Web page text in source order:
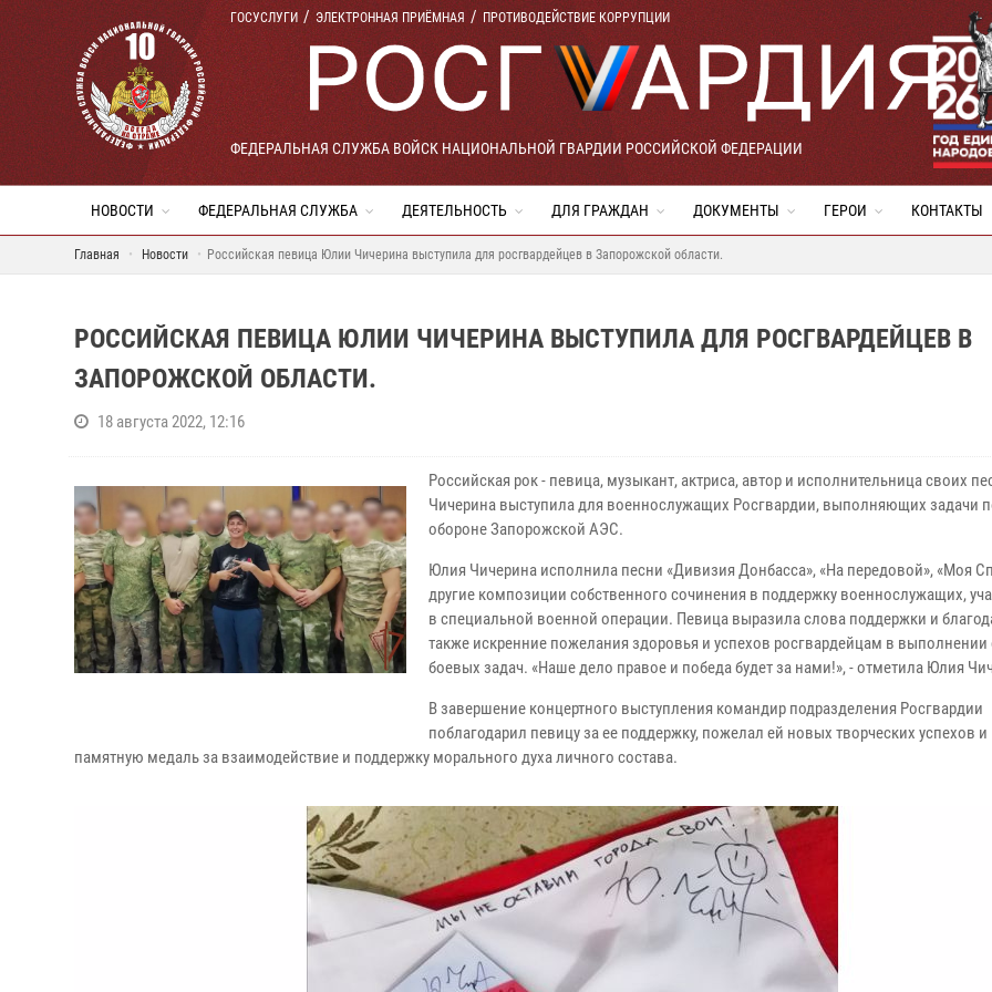
ГОСУСЛУГИ ЭЛЕКТРОННАЯ ПРИЁМНАЯ ПРОТИВОДЕЙСТВИЕ КОРРУПЦИИ
ФЕДЕРАЛЬНАЯ СЛУЖБА ВОЙСК НАЦИОНАЛЬНОЙ ГВАРДИИ РОССИЙСКОЙ ФЕДЕРАЦИИ
НОВОСТИ ФЕДЕРАЛЬНАЯ СЛУЖБА ДЕЯТЕЛЬНОСТЬ ДЛЯ ГРАЖДАН ДОКУМЕНТЫ ГЕРОИ КОНТАКТЫ
Главная Новости Российская певица Юлии Чичерина выступила для росгвардейцев в Запорожской области.
РОССИЙСКАЯ ПЕВИЦА ЮЛИИ ЧИЧЕРИНА ВЫСТУПИЛА ДЛЯ РОСГВАРДЕЙЦЕВ В
ЗАПОРОЖСКОЙ ОБЛАСТИ.
18 августа 2022, 12:16
Российская рок - певица, музыкант, актриса, автор и исполнительница своих
Чичерина выступила для военнослужащих Росгвардии, выполняющих задачи
обороне Запорожской АЭС.
Юлия Чичерина исполнила песни «Дивизия Донбасса», «На передовой», «Моя
другие композиции собственного сочинения в поддержку военнослужащих,
в специальной военной операции. Певица выразила слова поддержки и
также искренние пожелания здоровья и успехов росгвардейцам в выполнении
боевых задач. «Наше дело правое и победа будет за нами!», - отметила Юлия
В завершение концертного выступления командир подразделения Росгвардии
поблагодарил певицу за ее поддержку, пожелал ей новых творческих успехов и
памятную медаль за взаимодействие и поддержку морального духа личного состава.